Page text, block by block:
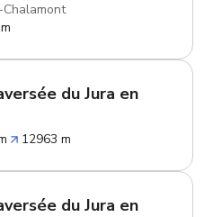
du Jura en
12963 m
du Jura en